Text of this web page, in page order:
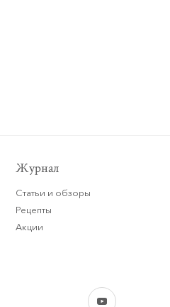
Журнал
Статьи и обзоры
Рецепты
Акции